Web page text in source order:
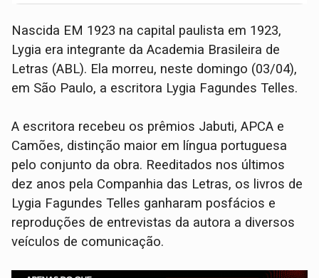
Nascida EM 1923 na capital paulista em 1923,
Lygia era integrante da Academia Brasileira de
Letras (ABL). Ela morreu, neste domingo (03/04),
em São Paulo, a escritora Lygia Fagundes Telles.
A escritora recebeu os prêmios Jabuti, APCA e
Camões, distinção maior em língua portuguesa
pelo conjunto da obra. Reeditados nos últimos
dez anos pela Companhia das Letras, os livros de
Lygia Fagundes Telles ganharam posfácios e
reproduções de entrevistas da autora a diversos
veículos de comunicação.